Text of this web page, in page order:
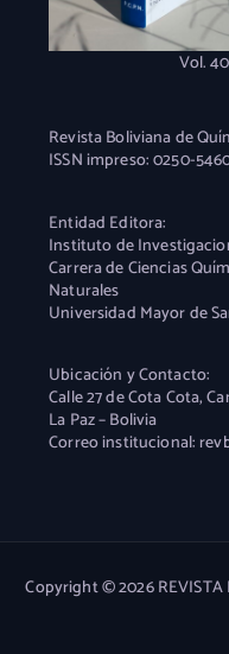
Vol.
Revista Boliviana de
ISSN impreso: 0250-
Entidad Editora:
Instituto de
Carrera de Ciencias
Naturales
Universidad Mayor de
Ubicación y Contacto:
Calle 27 de Cota Cota,
La Paz – Bolivia
Correo institucional:
Copyright © 2026 REVISTA